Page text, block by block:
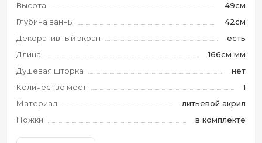
Высота
49см
Глубина ванны
42см
Декоративный экран
есть
Длина
166см мм
Душевая шторка
нет
Количество мест
1
Материал
литьевой акрил
Ножки
в комплекте